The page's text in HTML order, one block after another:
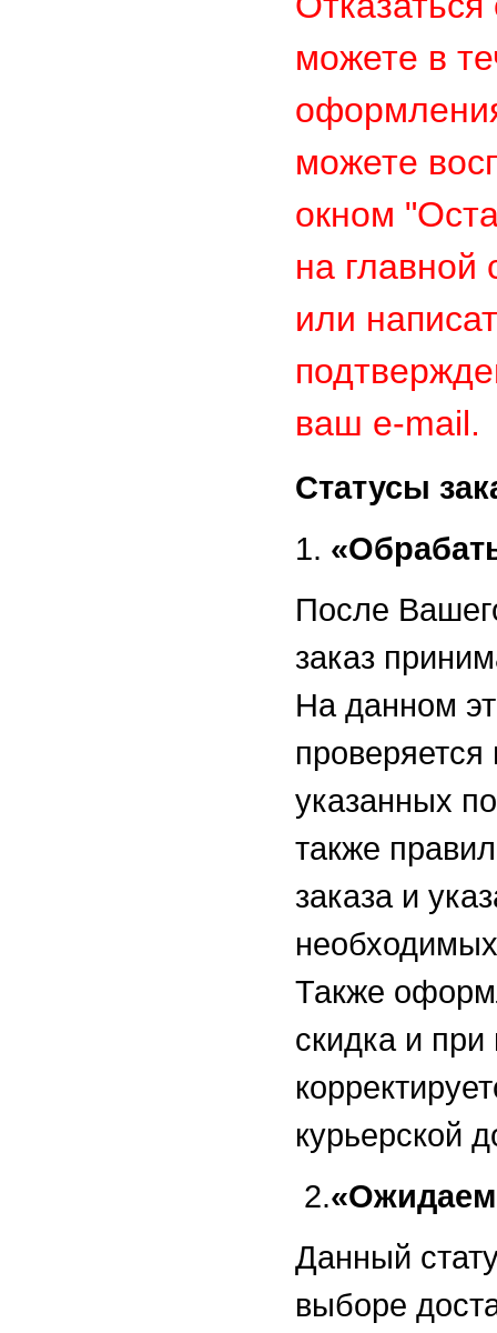
можете в
можете
окном
на главной
или
ваш e-mail.
Статусы
1.
После
заказ
На данном
указанных
также
заказа и
Также
скидка и
курьерской
2.
Данный
выборе